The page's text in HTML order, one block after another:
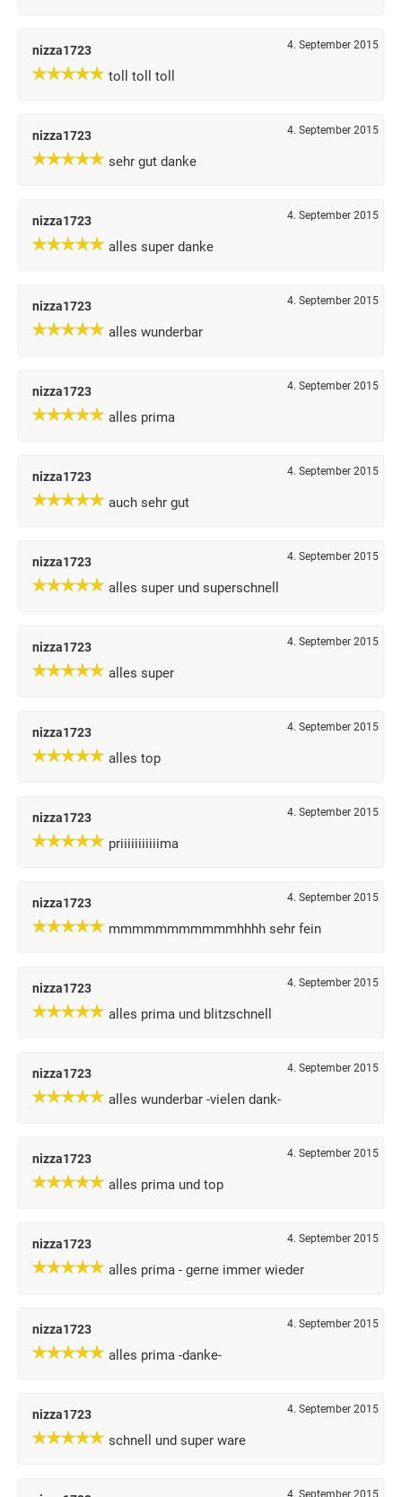
nizza1723 4. September 2015
toll toll toll
nizza1723 4. September 2015
sehr gut danke
nizza1723 4. September 2015
alles super danke
nizza1723 4. September 2015
alles wunderbar
nizza1723 4. September 2015
alles prima
nizza1723 4. September 2015
auch sehr gut
nizza1723 4. September 2015
alles super und superschnell
nizza1723 4. September 2015
alles super
nizza1723 4. September 2015
alles top
nizza1723 4. September 2015
priiiiiiiiiiima
nizza1723 4. September 2015
mmmmmmmmmmmhhhh sehr fein
nizza1723 4. September 2015
alles prima und blitzschnell
nizza1723 4. September 2015
alles wunderbar -vielen dank-
nizza1723 4. September 2015
alles prima und top
nizza1723 4. September 2015
alles prima - gerne immer wieder
nizza1723 4. September 2015
alles prima -danke-
nizza1723 4. September 2015
schnell und super ware
4. September 2015